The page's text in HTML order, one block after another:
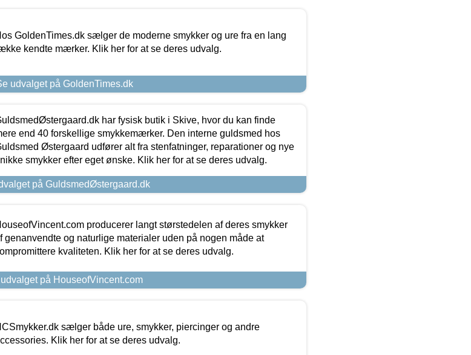
GoldenTimes.dk sælger de moderne smykker og ure fra en lang
kendte mærker. Klik her for at se deres udvalg.
udvalget på GoldenTimes.dk
har fysisk butik i Skive, hvor du kan finde
end 40 forskellige smykkemærker. Den interne guldsmed hos
Østergaard udfører alt fra stenfatninger, reparationer og nye
smykker efter eget ønske. Klik her for at se deres udvalg.
på GuldsmedØstergaard.dk
producerer langt størstedelen af deres smykker
genanvendte og naturlige materialer uden på nogen måde at
kvaliteten. Klik her for at se deres udvalg.
på HouseofVincent.com
sælger både ure, smykker, piercinger og andre
Klik her for at se deres udvalg.